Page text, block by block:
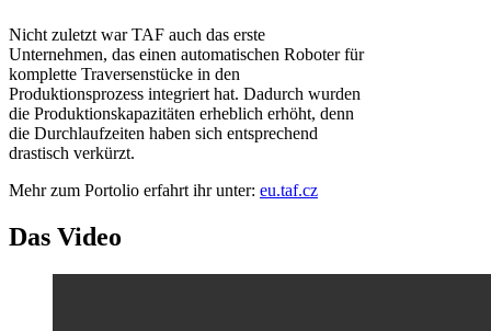
Nicht zuletzt war TAF auch das erste
Unternehmen, das einen automatischen Roboter für
komplette Traversenstücke in den
Produktionsprozess integriert hat. Dadurch wurden
die Produktionskapazitäten erheblich erhöht, denn
die Durchlaufzeiten haben sich entsprechend
drastisch verkürzt.
Mehr zum Portolio erfahrt ihr unter: eu.taf.cz
Das Video